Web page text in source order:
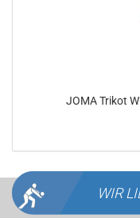
JOMA Trikot
WIR